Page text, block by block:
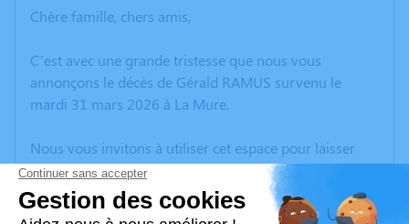
Chère famille, chers amis,
C’est avec une grande tristesse que nous vous
annonçons le décès de Gérald RAMUS survenu le
mardi 31 mars 2026 à La Mure.
Nous vous invitons à utiliser cet espace pour laisser
vos condoléances, partager des photos souvenirs, une
anecdote ou exprimer vos pensées à travers des
poèmes ou des textes. Cet endroit est un lieu